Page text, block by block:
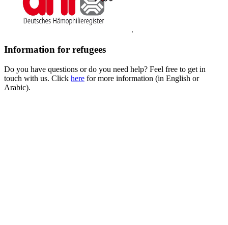
.
Information for refugees
Do you have questions or do you need help? Feel free to get in
touch with us. Click here for more information (in English or
Arabic).